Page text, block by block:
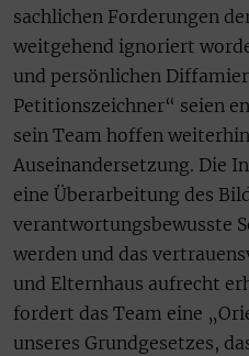
sachlichen Forderungen
weitgehend ignoriert
und persönlichen
Petitionszeichner“ seien
sein Team hoffen
Auseinandersetzung. Die
eine Überarbeitung des
verantwortungsbewusste
werden und das
und Elternhaus aufrecht
fordert das Team eine
unseres Grundgesetzes,